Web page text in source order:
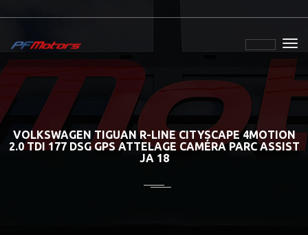
VOLKSWAGEN TIGUAN R-LINE CITYSCAPE 4MOTION
2.0 TDI 177 DSG GPS ATTELAGE CAMÉRA PARC ASSIST
JA 18